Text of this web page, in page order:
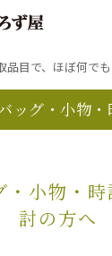
ブラ
目で、ほぼ何で
小物・時計
ッグ・小物
・小物・
討の方へ